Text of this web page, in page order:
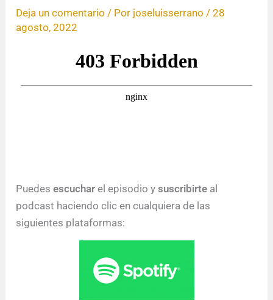
Deja un comentario / Por joseluisserrano /28
agosto, 2022
Puedes escucharel episodio y suscribirte al
podcast haciendo clic en cualquiera de las
siguientes plataformas: